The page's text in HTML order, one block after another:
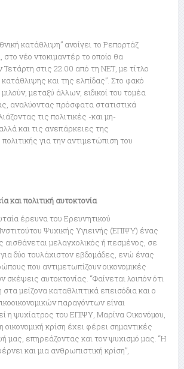
κατάθλιψη” ανοίγει το Ρεπορτάζ
νέο ντοκιμαντέρ το οποίο θα
Τετάρτη στις 22.00 από τη ΝΕΤ, με τίτλο
και της ελπίδας”. Στο φακό
μεταξύ άλλων, ειδικοί του τομέα
αναλύοντας πρόσφατα στατιστικά
τις πολιτικές -και μη-
και τις ανεπάρκειες της
για την αντιμετώπιση του
και πολιτική αυτοκτονία
έρευνα του Ερευνητικού
Ψυχικής Υγιεινής (ΕΠΙΨΥ) ένας
αισθάνεται μελαγχολικός ή πεσμένος, σε
δύο τουλάχιστον εβδομάδες, ενώ ένας
που αντιμετωπίζουν οικονομικές
σκέψεις αυτοκτονίας. “Φαίνεται λοιπόν ότι
μείζονα καταθλιπτικά επεισόδια και ο
παραγόντων είναι
η ψυχίατρος του ΕΠΙΨΥ, Μαρίνα Οικονόμου,
κρίση έχει φέρει σημαντικές
μας, επηρεάζοντας και τον ψυχισμό μας. “Η
και μια ανθρωπιστική κρίση”,